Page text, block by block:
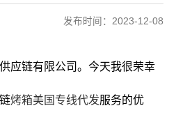
发布时间：2023-12-08
应链有限公司。今天我很荣幸
烤箱美国专线代发服务的优